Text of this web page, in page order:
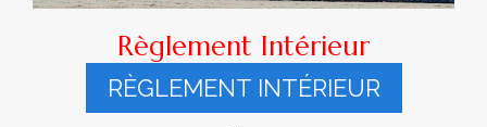
Règlement Intérieur
RÈGLEMENT INTÉRIEUR